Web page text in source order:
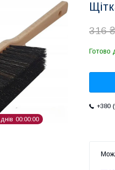
днів 00 00 00
316 ₴
Готово
+380